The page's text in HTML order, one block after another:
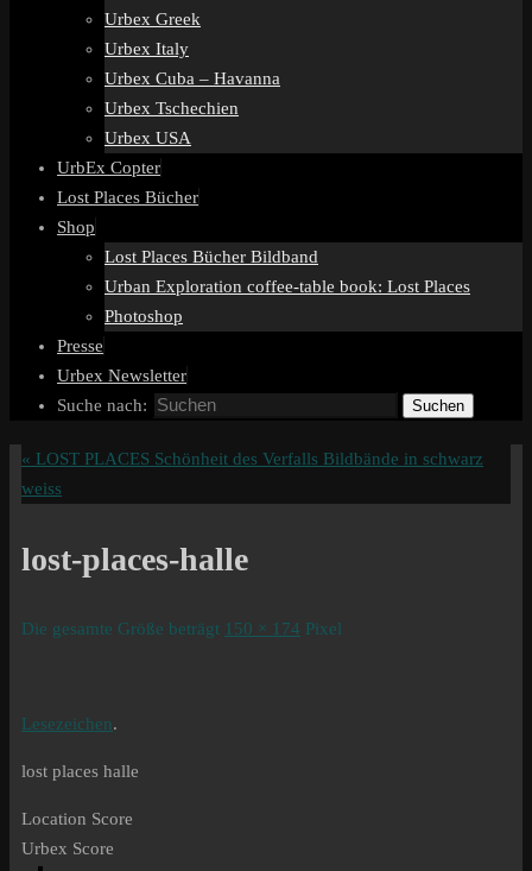
Urbex Greek
Urbex Italy
Urbex Cuba – Havanna
Urbex Tschechien
Urbex USA
UrbEx Copter
Lost Places Bücher
Shop
Lost Places Bücher Bildband
Urban Exploration coffee-table book: Lost Places
Photoshop
Presse
Urbex Newsletter
Suche nach:
Suchen
« LOST PLACES Schönheit des Verfalls Bildbände in schwarz
weiss
lost-places-halle
Die gesamte Größe beträgt 150 × 174 Pixel
Lesezeichen.
lost places halle
Location Score
Urbex Score